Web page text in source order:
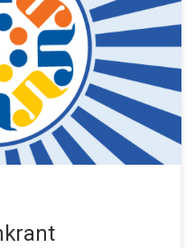
ook niet stilgezeten! Zij
Activiteitenkrant, vol met
hieronder wat ze thuis